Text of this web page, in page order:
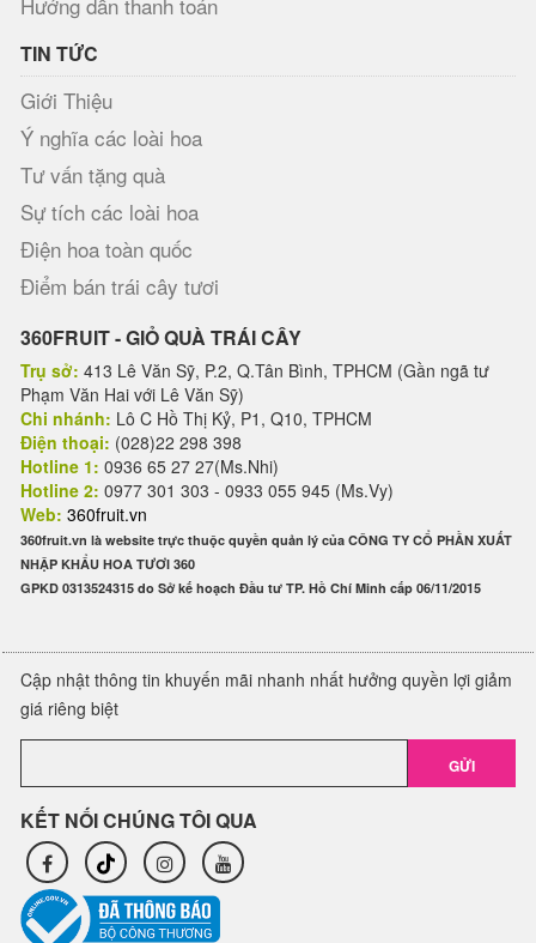
TIN TỨC
Giới Thiệu
Ý nghĩa các loài hoa
Tư vấn tặng quà
Sự tích các loài hoa
Điện hoa toàn quốc
Điểm bán trái cây tươi
360FRUIT - GIỎ QUÀ TRÁI CÂY
Trụ sở: 413 Lê Văn Sỹ, P.2, Q.Tân Bình, TPHCM (Gần ngã tư
Phạm Văn Hai với Lê Văn Sỹ)
Chi nhánh: Lô C Hồ Thị Kỷ, P1, Q10, TPHCM
Điện thoại: (028)22 298 398
Hotline 1: 0936 65 27 27(Ms.Nhi)
Hotline 2: 0977 301 303 - 0933 055 945 (Ms.Vy)
Web: 360fruit.vn
360fruit.vn là website trực thuộc quyền quản lý của CÔNG TY CỔ PHẦN XUẤT
NHẬP KHẨU HOA TƯƠI 360
GPKD 0313524315 do Sở kế hoạch Đầu tư TP. Hồ Chí Minh cấp 06/11/2015
Cập nhật thông tin khuyến mãi nhanh nhất hưởng quyền lợi giảm
giá riêng biệt
GỬI
KẾT NỐI CHÚNG TÔI QUA